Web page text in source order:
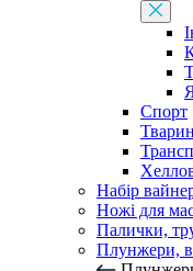
Спорт
Набір
Ножі для
Палички,
Плунжери,